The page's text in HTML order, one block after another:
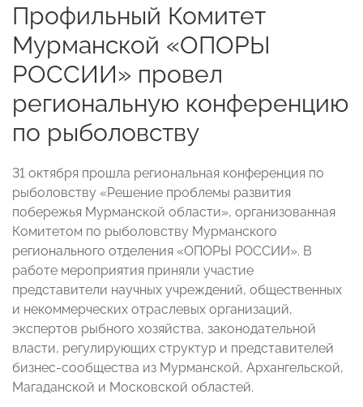
Профильный Комитет
Мурманской «ОПОРЫ
РОССИИ» провел
региональную конференцию
по рыболовству
31 октября прошла региональная конференция по
рыболовству «Решение проблемы развития
побережья Мурманской области», организованная
Комитетом по рыболовству Мурманского
регионального отделения «ОПОРЫ РОССИИ». В
работе мероприятия приняли участие
представители научных учреждений, общественных
и некоммерческих отраслевых организаций,
экспертов рыбного хозяйства, законодательной
власти, регулирующих структур и представителей
бизнес-сообщества из Мурманской, Архангельской,
Магаданской и Московской областей.